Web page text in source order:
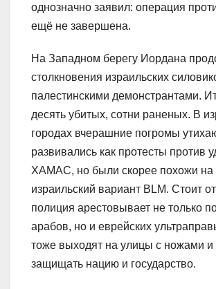
однозначно заявил: операция
ещё не завершена.
На Западном берегу Иордана
столкновения израильских
палестинскими демонстрантами.
десять убитых, сотни раненых. В
городах вчерашние погромы
развивались как протесты против
ХАМАС, но были скорее похожи на
израильский вариант BLM. Стоит
полиция арестовывает не только
арабов, но и еврейских
тоже выходят на улицы с ножами
защищать нацию и государство.